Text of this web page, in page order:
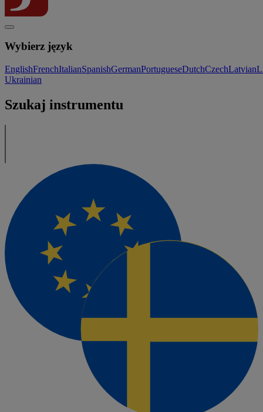
Wybierz język
EnglishFrenchItalianSpanishGermanPortugueseDutchCzechLatvian
Ukrainian
Szukaj instrumentu